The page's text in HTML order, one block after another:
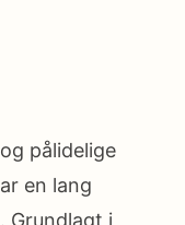
pålidelige
en lang